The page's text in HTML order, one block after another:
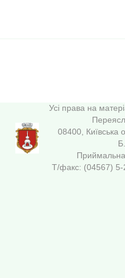
Усі права на
08400, Київська
Т/факс: